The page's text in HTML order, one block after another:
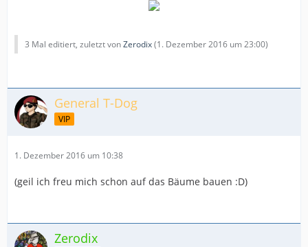
3 Mal editiert, zuletzt vonZerodix(1. Dezember 2016 um 23:00)
General T-Dog
VIP
1. Dezember 2016 um 10:38
(geil ich freu mich schon auf das Bäume bauen :D)
Zerodix